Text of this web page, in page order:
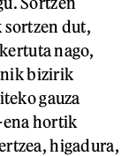
dut,
nago,
bizirik
gauza
ena hortik
higadura,